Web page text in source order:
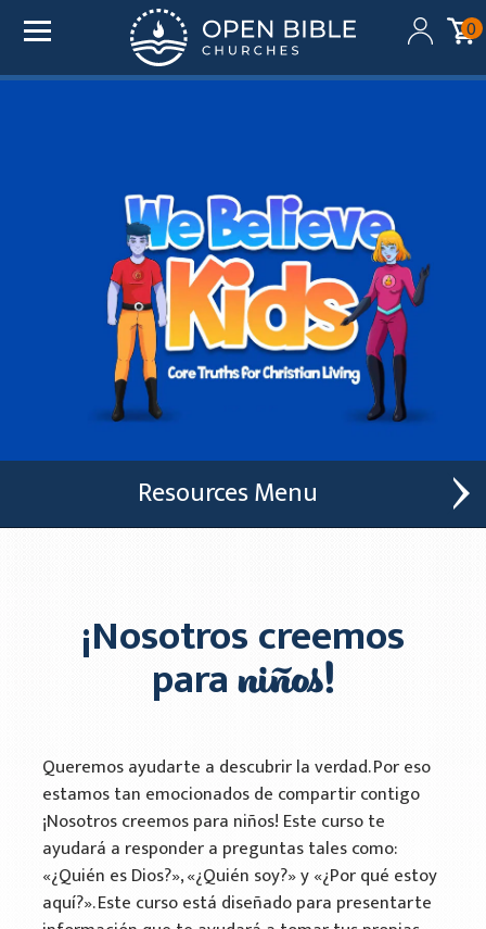
0
of donation. Future recurring payments will be
deducted on the same date as initial deduction.
ADD ANOTHER DONATION
CHECKOUT
Resources
Acquire
Informational Materials
We Believe
Nosotros Creemos
We Believe for Kids
Nosotros Creemos para Ninos
¡Nosotros creemos
paraniños!
Queremos ayudarte a descubrir la verdad. Por eso
estamos tan emocionados de compartir contigo
¡Nosotros creemos para niños! Este curso te
ayudará a responder a preguntas tales como:
«¿Quién es Dios?», «¿Quién soy?» y «¿Por qué estoy
aquí?». Este curso está diseñado para presentarte